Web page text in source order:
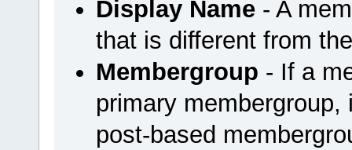
Display Name- A
that is different from
Membergroup - If a
primary
post-based